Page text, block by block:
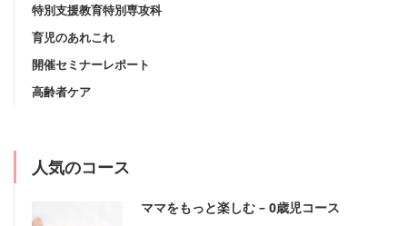
特別支援教育特別専攻科
育児のあれこれ
開催セミナーレポート
高齢者ケア
人気のコース
ママをもっと楽しむ – 0歳児コース